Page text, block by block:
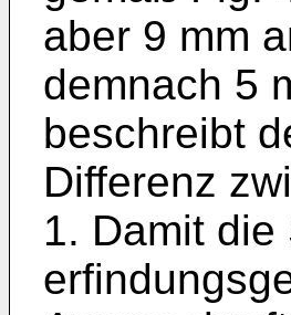
aber 9 mm
demnach 5
beschreibt
Differenz
1. Damit